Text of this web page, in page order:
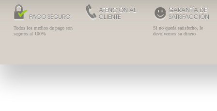
PAGO SEGURO
Todos los medios de pago son
seguros al 100%
ATENCIÓN AL
CLIENTE
GARANTÍA DE
SATISFACCIÓN
Si no queda satisfecho, le
devolvemos su dinero